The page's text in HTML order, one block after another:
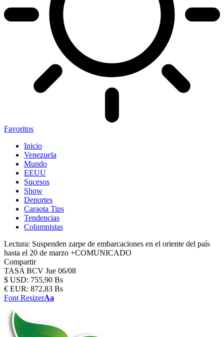
Favoritos
Inicio
Venezuela
Mundo
EEUU
Sucesos
Show
Deportes
Caraota Tips
Tendencias
Columnistas
Lectura: Suspenden zarpe de embarcaciones en el oriente del país
hasta el 20 de marzo +COMUNICADO
Compartir
TASA BCV Jue 06/08
$ USD: 755,90 Bs
€ EUR: 872,83 Bs
Font ResizerAa